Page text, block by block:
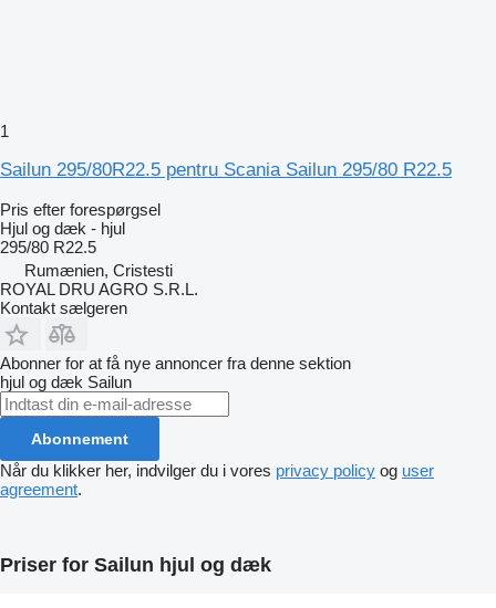
1
Sailun 295/80R22.5 pentru Scania Sailun 295/80 R22.5
Pris efter forespørgsel
Hjul og dæk - hjul
295/80 R22.5
Rumænien, Cristesti
ROYAL DRU AGRO S.R.L.
Kontakt sælgeren
Abonner for at få nye annoncer fra denne sektion
hjul og dæk Sailun
Abonnement
Når du klikker her, indvilger du i vores privacy policy og user
agreement.
Priser for Sailun hjul og dæk